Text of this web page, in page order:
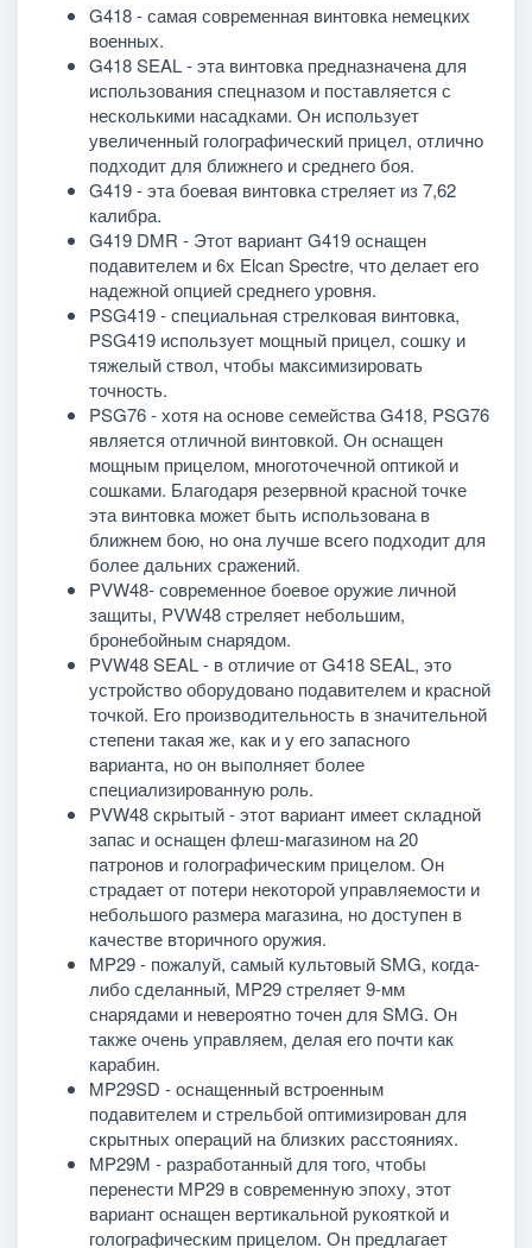
G418 - самая современная винтовка немецких
военных.
G418 SEAL - эта винтовка предназначена для
использования спецназом и поставляется с
несколькими насадками. Он использует
увеличенный голографический прицел, отлично
подходит для ближнего и среднего боя.
G419 - эта боевая винтовка стреляет из 7,62
калибра.
G419 DMR - Этот вариант G419 оснащен
подавителем и 6x Elcan Spectre, что делает его
надежной опцией среднего уровня.
PSG419 - специальная стрелковая винтовка,
PSG419 использует мощный прицел, сошку и
тяжелый ствол, чтобы максимизировать
точность.
PSG76 - хотя на основе семейства G418, PSG76
является отличной винтовкой. Он оснащен
мощным прицелом, многоточечной оптикой и
сошками. Благодаря резервной красной точке
эта винтовка может быть использована в
ближнем бою, но она лучше всего подходит для
более дальних сражений.
PVW48- современное боевое оружие личной
защиты, PVW48 стреляет небольшим,
бронебойным снарядом.
PVW48 SEAL - в отличие от G418 SEAL, это
устройство оборудовано подавителем и красной
точкой. Его производительность в значительной
степени такая же, как и у его запасного
варианта, но он выполняет более
специализированную роль.
PVW48 скрытый - этот вариант имеет складной
запас и оснащен флеш-магазином на 20
патронов и голографическим прицелом. Он
страдает от потери некоторой управляемости и
небольшого размера магазина, но доступен в
качестве вторичного оружия.
MP29 - пожалуй, самый культовый SMG, когда-
либо сделанный, MP29 стреляет 9-мм
снарядами и невероятно точен для SMG. Он
также очень управляем, делая его почти как
карабин.
MP29SD - оснащенный встроенным
подавителем и стрельбой оптимизирован для
скрытных операций на близких расстояниях.
MP29M - разработанный для того, чтобы
перенести MP29 в современную эпоху, этот
вариант оснащен вертикальной рукояткой и
голографическим прицелом. Он предлагает